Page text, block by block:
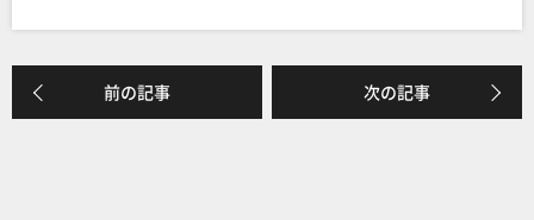
c
e
b
e
前の記事 次の記事